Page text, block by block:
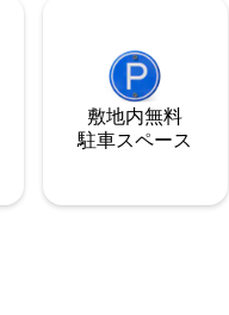
敷地内無料
駐⁠車ス⁠ペ⁠ー⁠ス